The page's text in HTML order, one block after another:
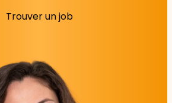
Trouver un job